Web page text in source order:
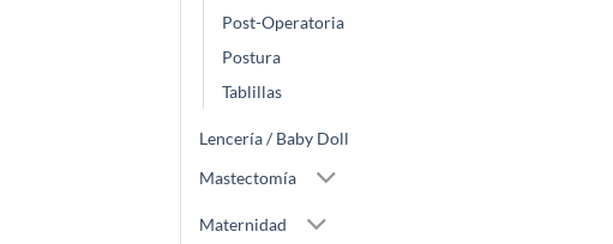
Post-Operatoria
Postura
Tablillas
Lencería / Baby Doll
Mastectomía
Maternidad